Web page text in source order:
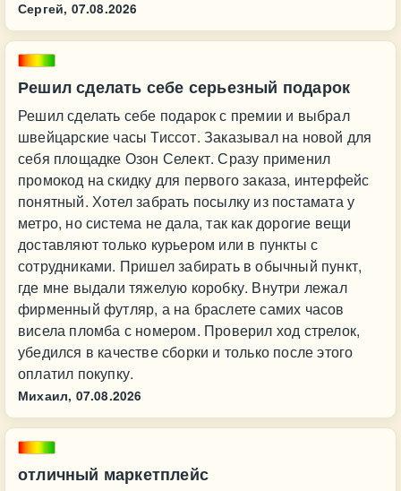
Сергей, 07.08.2026
Решил сделать себе серьезный подарок
Решил сделать себе подарок с премии и выбрал
швейцарские часы Тиссот. Заказывал на новой для
себя площадке Озон Селект. Сразу применил
промокод на скидку для первого заказа, интерфейс
понятный. Хотел забрать посылку из постамата у
метро, но система не дала, так как дорогие вещи
доставляют только курьером или в пункты с
сотрудниками. Пришел забирать в обычный пункт,
где мне выдали тяжелую коробку. Внутри лежал
фирменный футляр, а на браслете самих часов
висела пломба с номером. Проверил ход стрелок,
убедился в качестве сборки и только после этого
оплатил покупку.
Михаил, 07.08.2026
отличный маркетплейс